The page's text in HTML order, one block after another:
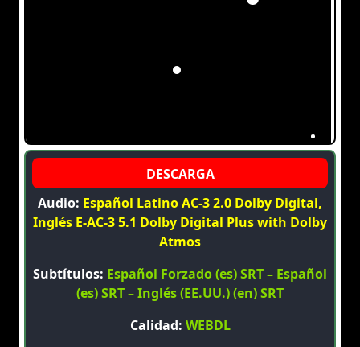
Audio: Español Latino AC-3 2.0 Dolby Digital,
Inglés E-AC-3 5.1 Dolby Digital Plus with Dolby
Atmos
Subtítulos: Español Forzado (es) SRT – Español
(es) SRT – Inglés (EE.UU.) (en) SRT
Calidad: WEBDL